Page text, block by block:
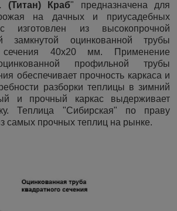
(Титан) Краб" предназначена для
на дачных и приусадебных
изготовлен из высокопрочной
замкнутой оцинкованной трубы
сечения 40х20 мм. Применение
профильной трубы
обеспечивает прочность каркаса и
разборки теплицы в зимний
и прочный каркас выдерживает
Теплица "Сибирская" по праву
самых прочных теплиц на рынке.